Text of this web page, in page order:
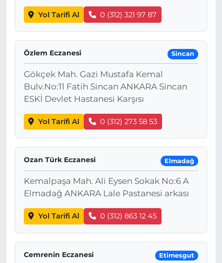
Yol Tarifi Al 0 (312) 321 97 87
Özlem Eczanesi Sincan
Gökçek Mah. Gazi Mustafa Kemal
Bulv.No:11 Fatih Sincan ANKARA Sincan
ESKİ Devlet Hastanesi Karşısı
Yol Tarifi Al 0 (312) 273 58 53
Ozan Türk Eczanesi Elmadağ
Kemalpaşa Mah. Ali Eysen Sokak No:6 A
Elmadağ ANKARA Lale Pastanesi arkası
Yol Tarifi Al 0 (312) 863 12 45
Cemrenin Eczanesi Etimesgut